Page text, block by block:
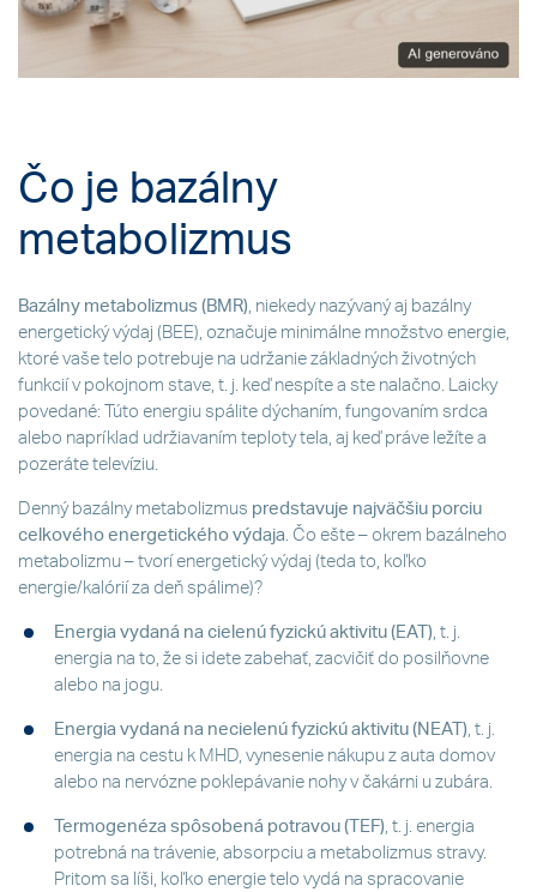
Čo je bazálny
metabolizmus
Bazálny metabolizmus (BMR) , niekedy nazývaný aj bazálny
energetický výdaj (BEE), označuje minimálne množstvo energie,
ktoré vaše telo potrebuje na udržanie základných životných
funkcií v pokojnom stave, t. j. keď nespíte a ste nalačno. Laicky
povedané: Túto energiu spálite dýchaním, fungovaním srdca
alebo napríklad udržiavaním teploty tela, aj keď práve ležíte a
pozeráte televíziu.
Denný bazálny metabolizmus predstavuje najväčšiu porciu
celkového energetického výdaja . Čo ešte – okrem bazálneho
metabolizmu – tvorí energetický výdaj (teda to, koľko
energie/kalórií za deň spálime)?
Energia vydaná na cielenú fyzickú aktivitu (EAT) , t. j.
energia na to, že si idete zabehať, zacvičiť do posilňovne
alebo na jogu.
Energia vydaná na necielenú fyzickú aktivitu (NEAT) , t. j.
energia na cestu k MHD, vynesenie nákupu z auta domov
alebo na nervózne poklepávanie nohy v čakárni u zubára.
Termogenéza spôsobená potravou (TEF) , t. j. energia
potrebná na trávenie, absorpciu a metabolizmus stravy.
Pritom sa líši, koľko energie telo vydá na spracovanie